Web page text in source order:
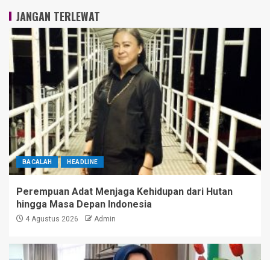
JANGAN TERLEWAT
BACALAH HEADLINE
Perempuan Adat Menjaga Kehidupan dari Hutan
hingga Masa Depan Indonesia
4 Agustus 2026 Admin